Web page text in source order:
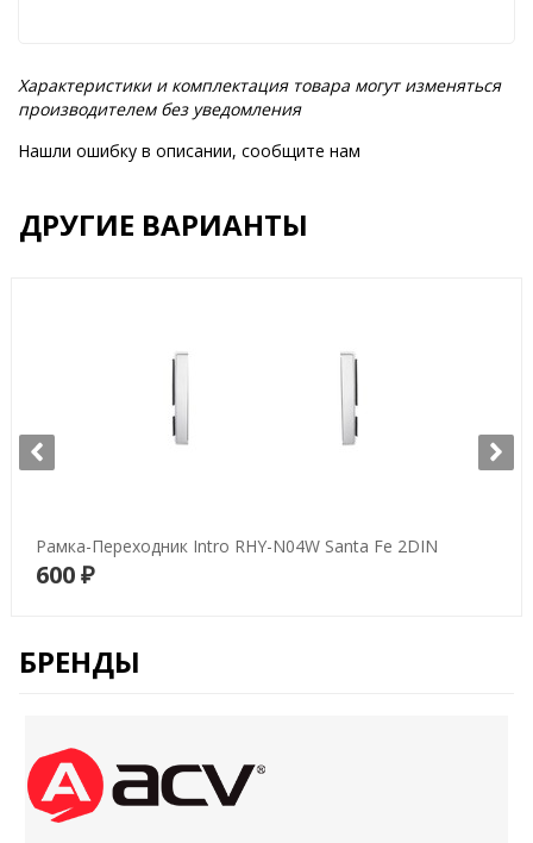
Характеристики и комплектация товара могут изменяться
производителем без уведомления
Нашли ошибку в описании, сообщите нам
ДРУГИЕ ВАРИАНТЫ
Рамка-Переходник Intro RHY-N04W Santa Fe 2DIN
600 ₽
БРЕНДЫ